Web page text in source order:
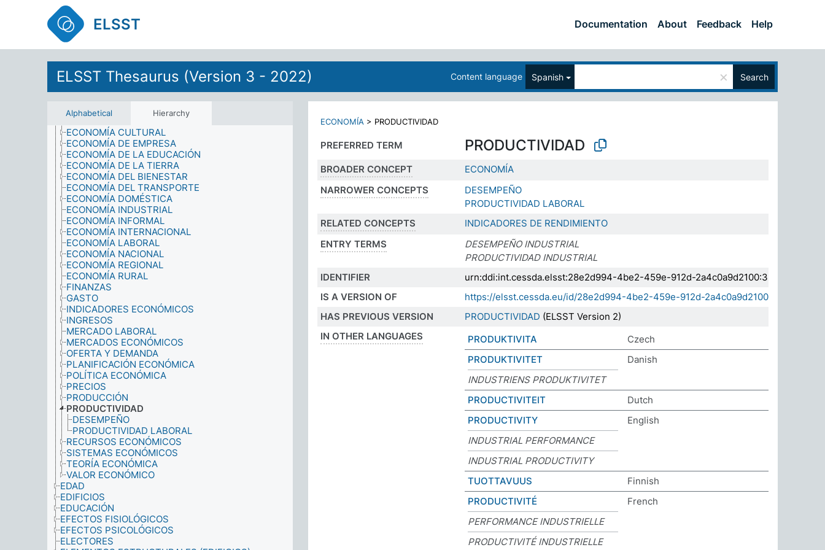
ELSST Documentation About Feedback Help
ELSST Thesaurus (Version 3 - 2022) Content language Spanish × Search
Alphabetical Hierarchy
DISCRIMINACIÓN
ECONOMÍA
ACTIVOS
ASUNTOS ECONÓMICOS
COMERCIO
DISTRIBUCIÓN DE LOS INGRESOS
ECONOMÍA AGRARIA
ECONOMÍA CULTURAL
ECONOMÍA DE EMPRESA
ECONOMÍA DE LA EDUCACIÓN
ECONOMÍA DE LA TIERRA
ECONOMÍA DEL BIENESTAR
ECONOMÍA DEL TRANSPORTE
ECONOMÍA DOMÉSTICA
ECONOMÍA INDUSTRIAL
ECONOMÍA INFORMAL
ECONOMÍA INTERNACIONAL
ECONOMÍA LABORAL
ECONOMÍA NACIONAL
ECONOMÍA REGIONAL
ECONOMÍA RURAL
FINANZAS
GASTO
INDICADORES ECONÓMICOS
INGRESOS
MERCADO LABORAL
MERCADOS ECONÓMICOS
OFERTA Y DEMANDA
PLANIFICACIÓN ECONÓMICA
POLÍTICA ECONÓMICA
PRECIOS
PRODUCCIÓN
PRODUCTIVIDAD
DESEMPEÑO
PRODUCTIVIDAD LABORAL
RECURSOS ECONÓMICOS
SISTEMAS ECONÓMICOS
TEORÍA ECONÓMICA
VALOR ECONÓMICO
EDAD
EDIFICIOS
EDUCACIÓN
EFECTOS FISIOLÓGICOS
EFECTOS PSICOLÓGICOS
ELECTORES
ECONOMÍA > PRODUCTIVIDAD
PREFERRED TERM PRODUCTIVIDAD
BROADER CONCEPT
ECONOMÍA
NARROWER CONCEPTS
DESEMPEÑO
PRODUCTIVIDAD LABORAL
RELATED CONCEPTS
INDICADORES DE RENDIMIENTO
ENTRY TERMS
DESEMPEÑO INDUSTRIAL
PRODUCTIVIDAD INDUSTRIAL
IDENTIFIER
urn:ddi:int.cessda.elsst:28e2d994-4be2-459e-912d-2a4c0a9d2100:3
IS A VERSION OF
https://elsst.cessda.eu/id/28e2d994-4be2-459e-912d-2a4c0a9d2100
HAS PREVIOUS VERSION
PRODUCTIVIDAD (ELSST Version 2)
IN OTHER LANGUAGES
PRODUKTIVITA
Czech
PRODUKTIVITET
Danish
INDUSTRIENS PRODUKTIVITET
PRODUCTIVITEIT
Dutch
PRODUCTIVITY
English
INDUSTRIAL PERFORMANCE
INDUSTRIAL PRODUCTIVITY
TUOTTAVUUS
Finnish
PRODUCTIVITÉ
French
PERFORMANCE INDUSTRIELLE
PRODUCTIVITÉ INDUSTRIELLE